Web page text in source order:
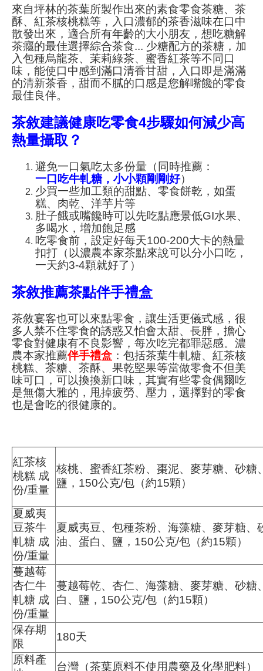
來自坪林的茶葉所製作出來的素食零食茶糖、茶
酥、紅茶核桃糕等，入口濃郁的茶香滋味在口中
散發出來，適合所有年齡的大小朋友，想吃糖解
茶癮的最佳選擇綜合茶食... 少糖配方的茶糖，加
入包種烏龍茶、茉莉綠茶、蜜香紅茶等不同口
味，能使口中感到滿口清香甘甜，入口即是滿滿
的清新茶香，甜而不膩的口感是您解嘴饞的零食
最佳良伴。
茶敘建議健康吃零食4步驟如何減少高
熱量攝取？
避免一口氣吃太多份量（同時推薦：
一口吃牛軋糖，小小顆剛剛好）
少買一些加工類的甜點、零食餅乾，如蛋
糕、肉乾、洋芋片等
肚子餓或嘴饞時可以先吃點應景低GI水果、
多喝水，增加飽足感
吃零食前，設定好每天100-200大卡的熱量
扣打（以濃農本家茶點來說可以分小口吃，
一天約3-4顆就好了）
茶敘推薦茶點伴手禮盒
茶敘宴客也可以來點零食，讓生活更儀式感，很
多人禁不住零食的誘惑又怕會太甜、長胖，擔心
零食對健康有不良影響，每次吃完都罪惡感。濃
農本家推薦伴手禮盒 ：包括茶葉牛軋糖、紅茶核
桃糕、茶糖、茶酥、果乾堅果等當做零食不但美
味可口，可以換換新口味，其實有些零食偶爾吃
是無傷大雅的，甩掉疲勞、壓力，選擇對的零食
也是會吃的很健康的。
紅茶核
桃糕 成
份/重量
核桃、蜜香紅茶粉、棗泥、麥芽糖、砂糖
鹽，150公克/包（約15顆）
夏威夷
豆茶牛
軋糖 成
份/重量
夏威夷豆、包種茶粉、海藻糖、麥芽糖、
油、蛋白、鹽，150公克/包（約15顆）
蔓越莓
杏仁牛
軋糖 成
份/重量
蔓越莓乾、杏仁、海藻糖、麥芽糖、砂糖
白、鹽，150公克/包（約15顆）
保存期
限
180天
原料產
台灣（茶葉原料不使用農藥及化學肥料）